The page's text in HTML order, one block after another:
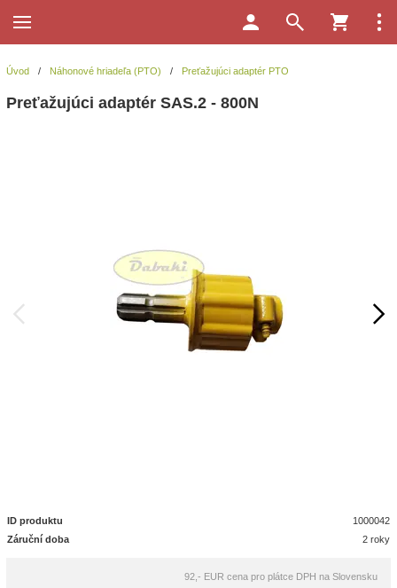
Úvod / Náhonové hriadeľa (PTO) / Preťažujúci adaptér PTO
Preťažujúci adaptér SAS.2 - 800N
ID produktu
1000042
Záruční doba
2 roky
92,- EUR cena pro plátce DPH na Slovensku